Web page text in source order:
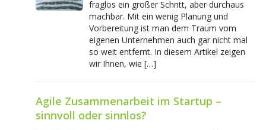
fraglos ein großer Schritt, aber durchaus
machbar. Mit ein wenig Planung und
Vorbereitung ist man dem Traum vom
eigenen Unternehmen auch gar nicht mal
so weit entfernt. In diesem Artikel zeigen
wir Ihnen, wie […]
Agile Zusammenarbeit im Startup –
sinnvoll oder sinnlos?